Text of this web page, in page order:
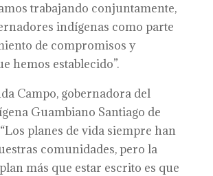
trabajando conjuntamente,
indígenas como parte
de compromisos y
hemos establecido”.
Campo, gobernadora del
Guambiano Santiago de
planes de vida siempre han
comunidades, pero la
más que estar escrito es que